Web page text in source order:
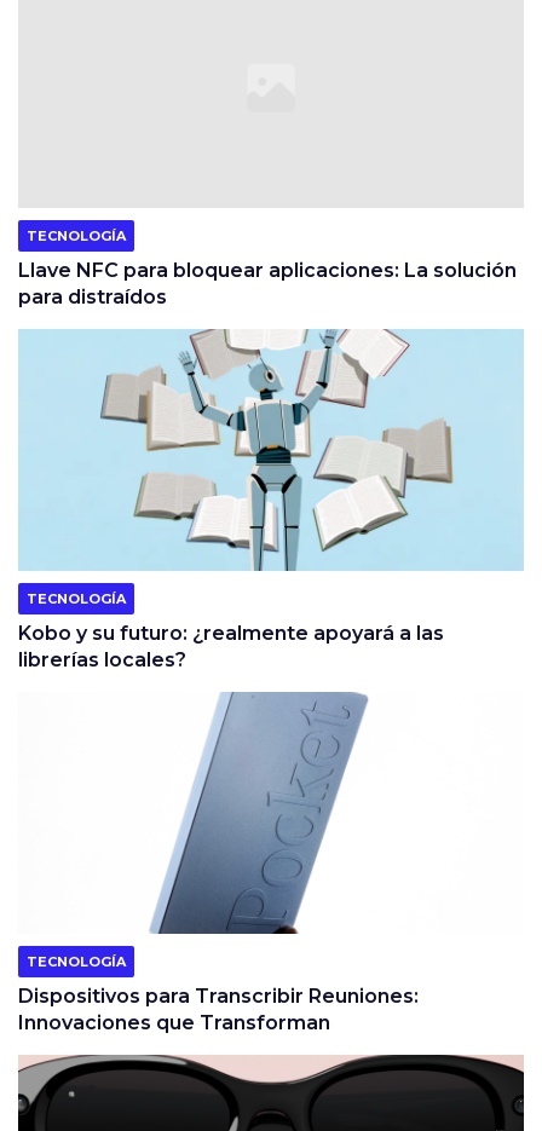
TECNOLOGÍA
Llave NFC para bloquear aplicaciones: La solución
para distraídos
TECNOLOGÍA
Kobo y su futuro: ¿realmente apoyará a las
librerías locales?
TECNOLOGÍA
Dispositivos para Transcribir Reuniones:
Innovaciones que Transforman